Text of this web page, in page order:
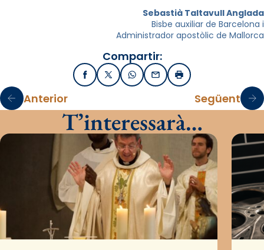
Sebastià Taltavull Anglada
Bisbe auxiliar de Barcelona i
Administrador apostòlic de Mallorca
Compartir:
FacebookX / TwitterWhatsApp
EmailImprimir
Anterior Següent
T’interessarà…